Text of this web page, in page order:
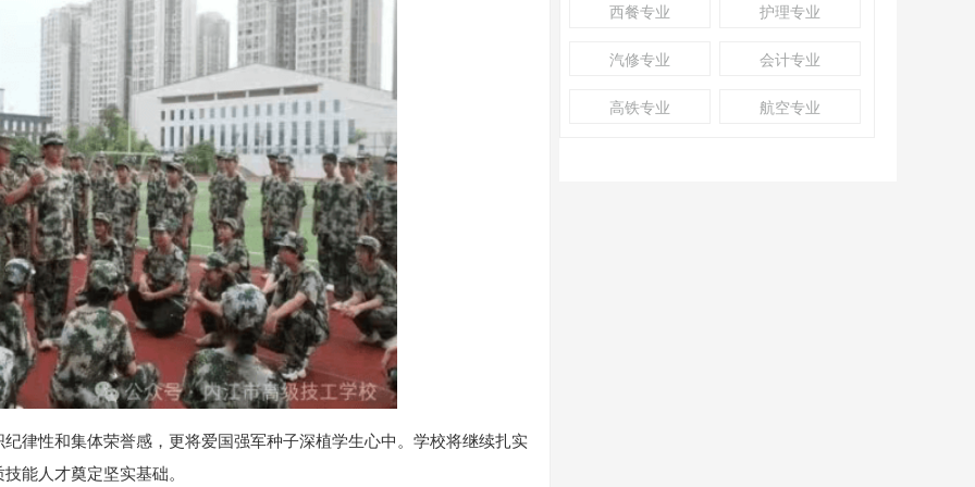
律性和集体荣誉感，更将爱国强军种子深植学生心中。学校将继续扎实
能人才奠定坚实基础。
西餐专业 护理专业
汽修专业 会计专业
高铁专业 航空专业